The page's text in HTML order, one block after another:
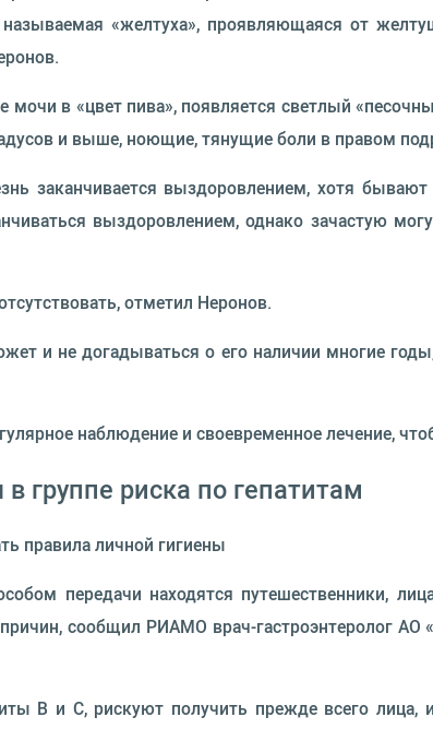
называемая «желтуха», проявляющаяся от
мочи в «цвет пива», появляется светлый
и выше, ноющие, тянущие боли в правом
заканчивается выздоровлением, хотя
выздоровлением, однако зачастую
отметил Неронов.
и не догадываться о его наличии многие
наблюдение и своевременное лечение,
группе риска по гепатитам
правила личной гигиены
передачи находятся путешественники,
сообщил РИАМО врач-гастроэнтеролог
В и С, рискуют получить прежде всего